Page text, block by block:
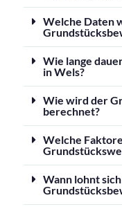
Welche Daten
Wie lange
in Wels?
Wie wird der
berechnet?
Welche
Wann lohnt